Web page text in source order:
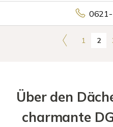
1 2
Über den
charmante